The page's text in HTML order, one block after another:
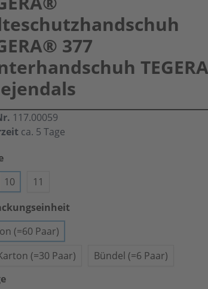
377
117.00059
ca. 5 Tage
10
11
(=60 Paar)
(=30 Paar)
Bündel (=6 Paar)